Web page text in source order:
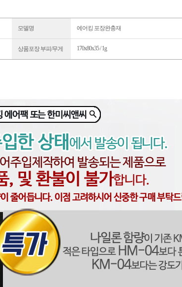
모델명 에어킹 포장완충재
상품포장 부피/무게 170x80x35 / 1g